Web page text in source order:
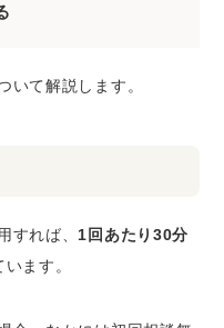
いて解説します。
すれば、 1回あたり30分
ます。